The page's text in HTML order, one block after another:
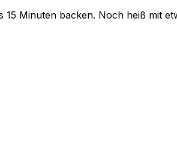
Minuten backen. Noch heiß mit